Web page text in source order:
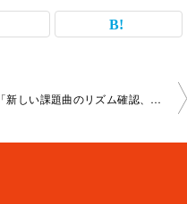
「新しい課題曲のリズム確認、メインテーマ解説」京都大 宮教室2022-09-03-­no0003-­1005